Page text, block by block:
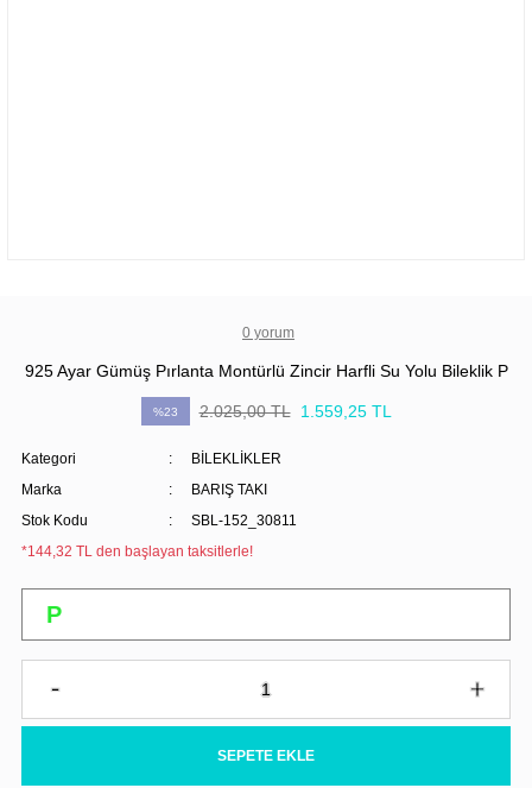
0 yorum
925 Ayar Gümüş Pırlanta Montürlü Zincir Harfli Su Yolu Bileklik P
%23 2.025,00 TL 1.559,25 TL
Kategori
BİLEKLİKLER
Marka
BARIŞ TAKI
Stok Kodu
SBL-152_30811
*144,32 TL den başlayan taksitlerle!
SEPETE EKLE